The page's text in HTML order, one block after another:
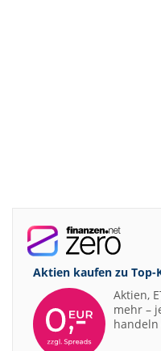
Aktien kaufen zu Top-
Aktien,
mehr –
handeln